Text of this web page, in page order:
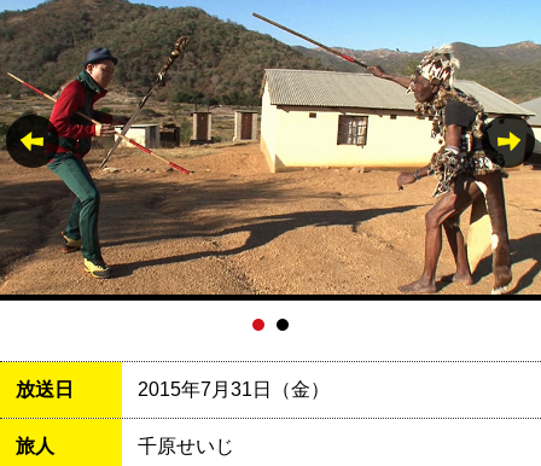
放送日 2015年7月31日（金）
旅人 千原せいじ